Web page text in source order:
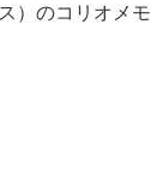
）のコリオメモ